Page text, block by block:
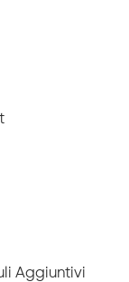
Aggiuntivi